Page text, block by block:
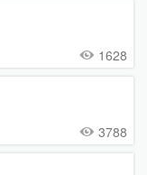
1628
3788